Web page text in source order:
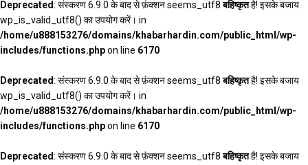
Deprecated: संस्करण 6.9.0 के बाद से फ़ंक्शन seems_utf8बहिष्कृतहै! इसके बजाय
wp_is_valid_utf8() का उपयोग करें। in
/home/u888153276/domains/khabarhardin.com/public_html/wp-
includes/functions.phpon line 6170
Deprecated: संस्करण 6.9.0 के बाद से फ़ंक्शन seems_utf8बहिष्कृतहै! इसके बजाय
wp_is_valid_utf8() का उपयोग करें। in
/home/u888153276/domains/khabarhardin.com/public_html/wp-
includes/functions.phpon line 6170
Deprecated: संस्करण 6.9.0 के बाद से फ़ंक्शन seems_utf8बहिष्कृतहै! इसके बजाय